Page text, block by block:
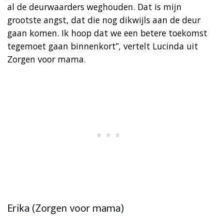
al de deurwaarders weghouden. Dat is mijn
grootste angst, dat die nog dikwijls aan de deur
gaan komen. Ik hoop dat we een betere toekomst
tegemoet gaan binnenkort”, vertelt Lucinda uit
Zorgen voor mama.
Erika (Zorgen voor mama)